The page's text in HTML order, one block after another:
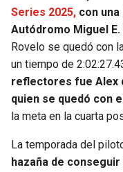
TITANS
COWBOYS
GIANTS
WARRIORS
CLIPPERS
LAKERS
Series 2025, con
Autódromo Miguel E.
Rovelo se quedó con
un tiempo de
reflectores fue Alex
quien se quedó con
la meta en la cuarta
La temporada del
hazaña de